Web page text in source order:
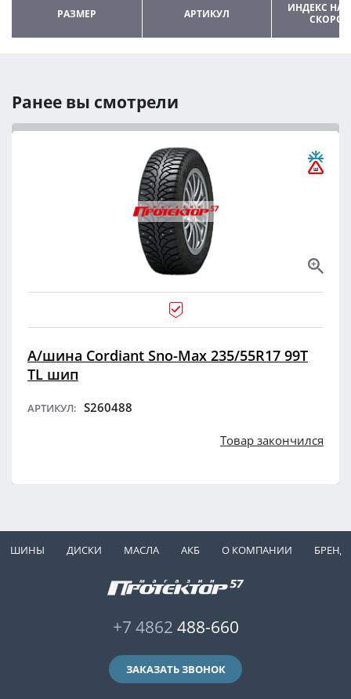
РАЗМЕР АРТИКУЛ
ИНДЕКС
Ранее вы смотрели
А/шина Cordiant Sno-Max 235/55R17 99T
TL шип
АРТИКУЛ: S260488
Товар закончился
ШИНЫ ДИСКИ МАСЛА АКБ О КОМПАНИИ
+7 4862 488-660
ЗАКАЗАТЬ ЗВОНОК